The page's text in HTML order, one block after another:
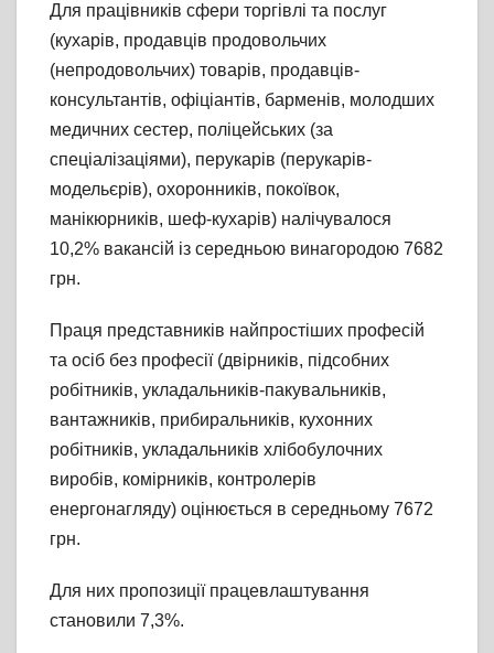
Для працівників сфери торгівлі та послуг
(кухарів, продавців продовольчих
(непродовольчих) товарів, продавців-
консультантів, офіціантів, барменів, молодших
медичних сестер, поліцейських (за
спеціалізаціями), перукарів (перукарів-
модельєрів), охоронників, покоївок,
манікюрників, шеф-кухарів) налічувалося
10,2% вакансій із середньою винагородою 7682
грн.
Праця представників найпростіших професій
та осіб без професії (двірників, підсобних
робітників, укладальників-пакувальників,
вантажників, прибиральників, кухонних
робітників, укладальників хлібобулочних
виробів, комірників, контролерів
енергонагляду) оцінюється в середньому 7672
грн.
Для них пропозиції працевлаштування
становили 7,3%.